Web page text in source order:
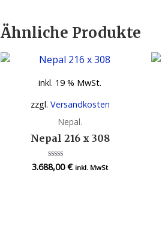
Ähnliche Produkte
inkl. 19 % MwSt.
zzgl. Versandkosten
Nepal.
Nepal 216 x 308
Bewertet
mit
3.688,00€ inkl. MwSt